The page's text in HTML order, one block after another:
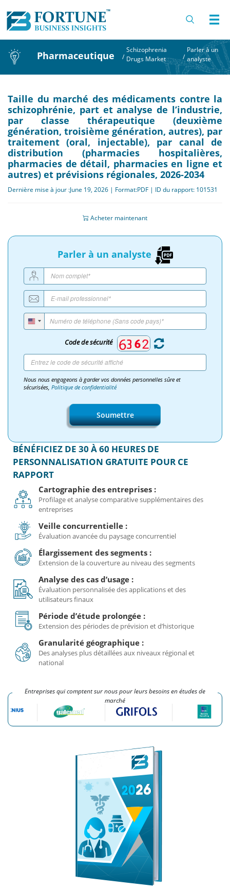
Pharmaceutique /
Schizophrenia
Drugs Market
/
Parler à un
analyste
Taille du marché des médicaments contre la
schizophrénie, part et analyse de l’industrie,
par classe thérapeutique (deuxième
génération, troisième génération, autres), par
traitement (oral, injectable), par canal de
distribution (pharmacies hospitalières,
pharmacies de détail, pharmacies en ligne et
autres) et prévisions régionales, 2026-2034
Dernière mise à jour :June 19, 2026 | Format:PDF | ID du rapport: 101531
Acheter maintenant
Parler à un analyste
Code de sécurité
Nous nous engageons à garder vos données personnelles sûre et
sécurisées, Politique de confidentialité
Soumettre
BÉNÉFICIEZ DE 30 À 60 HEURES DE
PERSONNALISATION GRATUITE POUR CE
RAPPORT
Cartographie des entreprises :
Profilage et analyse comparative supplémentaires des
entreprises
Veille concurrentielle :
Évaluation avancée du paysage concurrentiel
Élargissement des segments :
Extension de la couverture au niveau des segments
Analyse des cas d’usage :
Évaluation personnalisée des applications et des
utilisateurs finaux
Période d’étude prolongée :
Extension des périodes de prévision et d’historique
Granularité géographique :
Des analyses plus détaillées aux niveaux régional et
national
Entreprises qui comptent sur nous pour leurs besoins en études de
marché